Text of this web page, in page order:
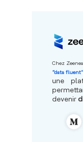
Chez
“data fluent”
une
devenir